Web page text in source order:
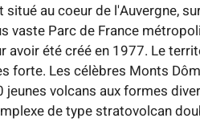
situé au coeur de l'Auvergne,
vaste Parc de France
avoir été créé en 1977. Le
forte. Les célèbres Monts
jeunes volcans aux formes
de type stratovolcan